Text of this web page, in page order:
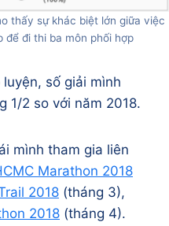
thấy sự khác biệt lớn giữa việc
để đi thi ba môn phối hợp
số giải mình
1/2 so với năm 2018.
mình tham gia liên
Marathon 2018
2018 (tháng 3),
2018 (tháng 4).